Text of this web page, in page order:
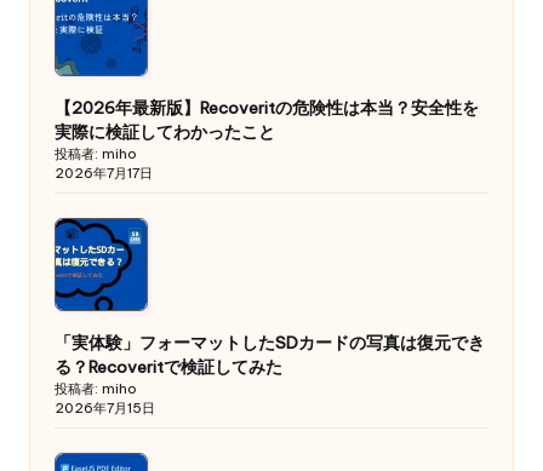
【2026年最新版】Recoveritの危険性は本当？安全性を
実際に検証してわかったこと
投稿者: miho
2026年7月17日
「実体験」フォーマットしたSDカードの写真は復元でき
る？Recoveritで検証してみた
投稿者: miho
2026年7月15日